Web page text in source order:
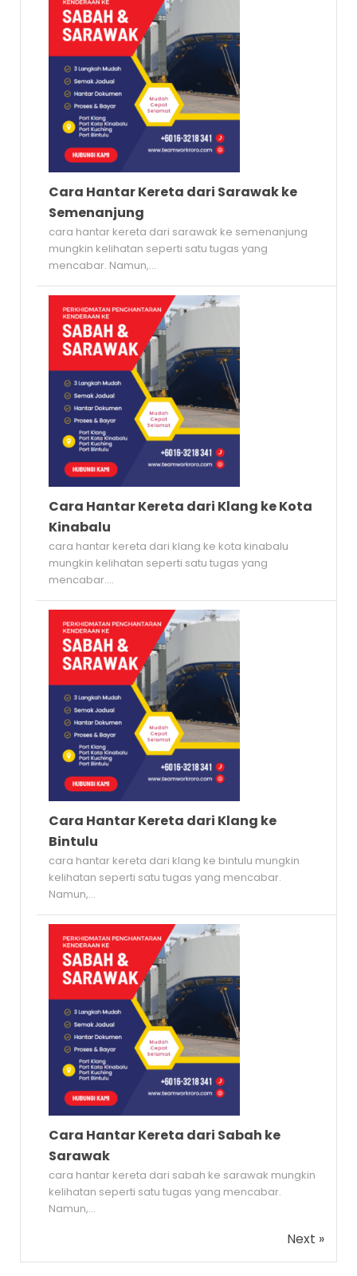
Cara Hantar Kereta dari Sarawak ke
Semenanjung
cara hantar kereta dari sarawak ke semenanjung
mungkin kelihatan seperti satu tugas yang
mencabar. Namun,...
Cara Hantar Kereta dari Klang ke Kota
Kinabalu
cara hantar kereta dari klang ke kota kinabalu
mungkin kelihatan seperti satu tugas yang
mencabar....
Cara Hantar Kereta dari Klang ke
Bintulu
cara hantar kereta dari klang ke bintulu mungkin
kelihatan seperti satu tugas yang mencabar.
Namun,...
Cara Hantar Kereta dari Sabah ke
Sarawak
cara hantar kereta dari sabah ke sarawak mungkin
kelihatan seperti satu tugas yang mencabar.
Namun,...
Next »